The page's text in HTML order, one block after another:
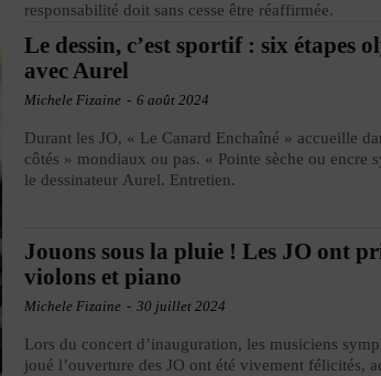
responsabilité doit sans cesse être réaffirmée.
Le dessin, c’est sportif : six étapes
avec Aurel
Michele Fizaine - 6 août 2024
Durant les JO, « Le Canard Enchaîné » accueille
côtés » mondiaux ou pas. « Pointe sèche ou encre
le dessinateur Aurel. Entretien.
Jouons sous la pluie ! Les JO ont
violons et piano
Michele Fizaine - 30 juillet 2024
Lors du concert d’inauguration, les musiciens
joué l’ouverture des JO ont été vivement félicités,